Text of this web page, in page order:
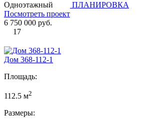
Одноэтажный
ПЛАНИРОВКА
Посмотреть проект
6 750 000 руб.
17
Дом 368-112-1
Площадь:
112.5 м2
Размеры: